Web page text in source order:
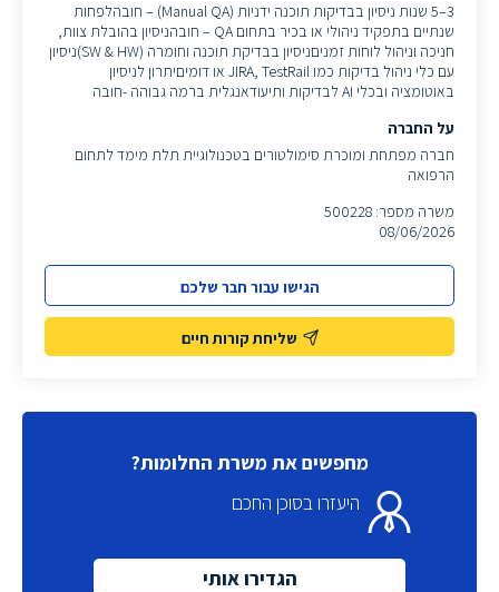
3–5 שנות ניסיון בבדיקות תוכנה ידניות (Manual QA) – חובהלפחות
שנתיים בתפקיד ניהולי או בכיר בתחום QA – חובהניסיון בהובלת צוות,
חניכה וניהול לוחות זמניםניסיון בבדיקת תוכנה וחומרה (SW & HW)ניסיון
עם כלי ניהול בדיקות כמו JIRA, TestRail או דומיםיתרון לניסיון
באוטומציה ובכלי AI לבדיקות ותיעודאנגלית ברמה גבוהה -חובה
על החברה
חברה מפתחת ומוכרת סימולטורים בטכנולוגיית תלת מימד לתחום
הרפואה
משרה מספר: 500228
08/06/2026
הגישו עבור חבר שלכם
שליחת קורות חיים
מחפשים את משרת החלומות?
היעזרו בסוכן החכם
הגדירו אותי